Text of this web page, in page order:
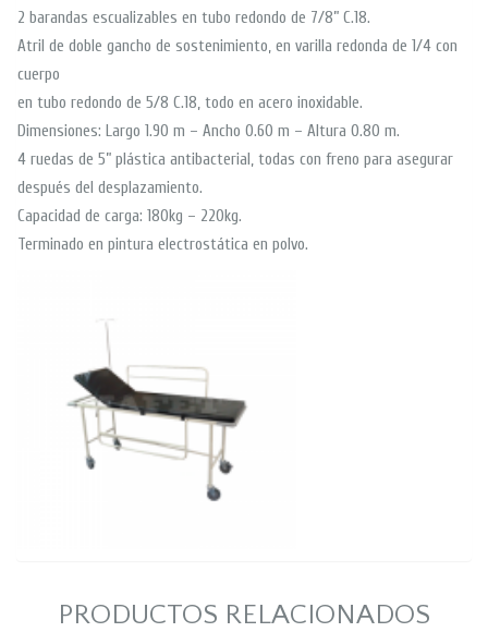
2 barandas escualizables en tubo redondo de 7/8” C.18.
Atril de doble gancho de sostenimiento, en varilla redonda de 1/4 con
cuerpo
en tubo redondo de 5/8 C.18, todo en acero inoxidable.
Dimensiones: Largo 1.90 m – Ancho 0.60 m – Altura 0.80 m.
4 ruedas de 5” plástica antibacterial, todas con freno para asegurar
después del desplazamiento.
Capacidad de carga: 180kg – 220kg.
Terminado en pintura electrostática en polvo.
PRODUCTOS RELACIONADOS